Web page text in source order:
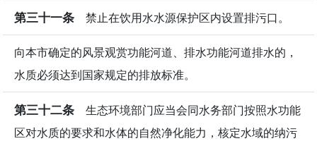
第三十一条 禁止在饮用水水源保护区内设置排污口。
向本市确定的风景观赏功能河道、排水功能河道排水的，
水质必须达到国家规定的排放标准。
第三十二条 生态环境部门应当会同水务部门按照水功能
区对水质的要求和水体的自然净化能力，核定水域的纳污